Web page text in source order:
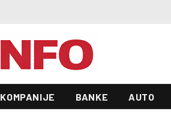
KOMPANIJE BANKE AUTO